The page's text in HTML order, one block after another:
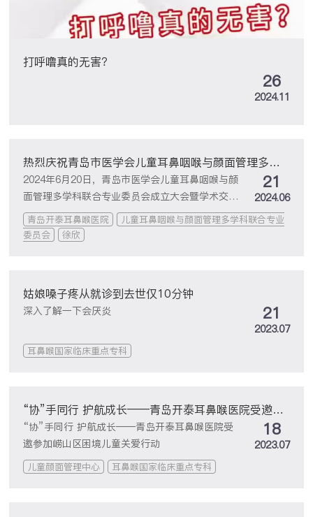
打呼噜真的无害？
26
2024.11
热烈庆祝青岛市医学会儿童耳鼻咽喉与颜面管理多学
科联合委员会成立大会暨学术交流会顺利召开
2024年6月20日，青岛市医学会儿童耳鼻咽喉与颜
面管理多学科联合专业委员会成立大会暨学术交流
会在青岛颐中皇冠假日酒店成功召开。
21
2024.06
青岛开泰耳鼻喉医院
儿童耳鼻咽喉与颜面管理多学科联合专业
委员会
徐欣
姑娘嗓子疼从就诊到去世仅10分钟
深入了解一下会厌炎 21
2023.07
耳鼻喉国家临床重点专科
“协”手同行 护航成长——青岛开泰耳鼻喉医院受邀参
加崂山区困境儿童关爱行动
“协”手同行 护航成长——青岛开泰耳鼻喉医院受
邀参加崂山区困境儿童关爱行动
18
2023.07
儿童颜面管理中心 耳鼻喉国家临床重点专科